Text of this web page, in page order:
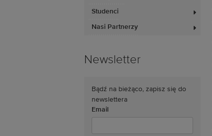
Studenci
Nasi Partnerzy
Newsletter
Bądź na bieżąco, zapisz się do
newslettera
Email